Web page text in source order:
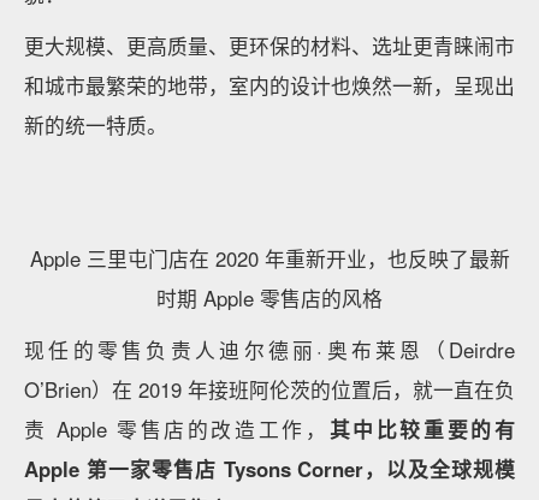
CEO 。而后 2012 年初，库克任命了欧洲第二大电子
商品零售商 Dixons 的前 CEO 约翰·布劳伊特担任零售
高级副总裁。
结果没想到的是，因为和公司文化不合，在短短几个月
首」的状况，她负责统管 Apple 零售店和在线商店。
的线上线下业务，其次是赋予了 Apple 零售店新的社
区空间的意义，并且还利用了全新的改造提升和重塑
了 Apple 零售店的形象。所以当谈起 Apple 零售业的
历史，她是一位不得不提及到的关键人物。